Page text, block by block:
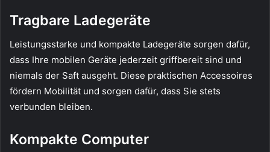
Tragbare Ladegeräte
Leistungsstarke und kompakte Ladegeräte sorgen dafür,
dass Ihre mobilen Geräte jederzeit griffbereit sind und
niemals der Saft ausgeht. Diese praktischen Accessoires
fördern Mobilität und sorgen dafür, dass Sie stets
verbunden bleiben.
Kompakte Computer